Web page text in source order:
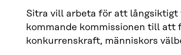
Sitra vill arbeta för att långsiktigt
kommande kommissionen till att
konkurrenskraft, människors